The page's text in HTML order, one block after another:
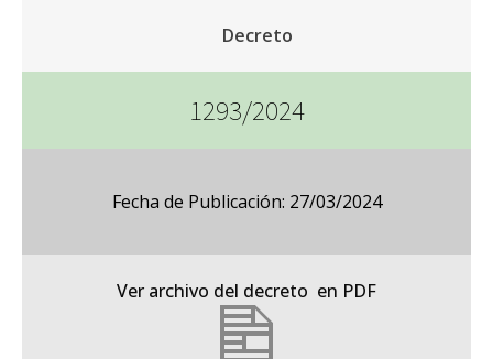
Decreto
1293/2024
Fecha de Publicación: 27/03/2024
Ver archivo del decreto en PDF